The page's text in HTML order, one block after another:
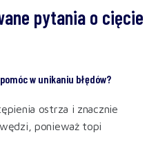
pytania o cięcie
w unikaniu błędów?
ostrza i znacznie
ponieważ topi